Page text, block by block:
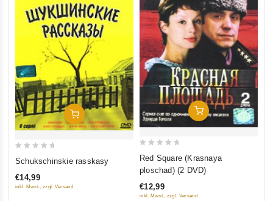
In Den Warenkorb
of
Schukschinskie rasskasy
€14,99
inkl. Mwst., zzgl. Versand
In Den Warenkorb
5
Red Square (Krasnaya
ploschad) (2 DVD)
€12,99
inkl. Mwst., zzgl. Versand